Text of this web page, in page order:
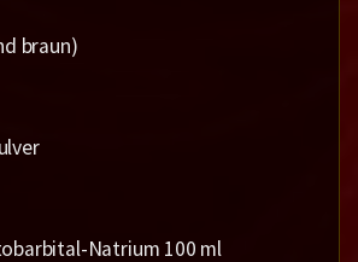
braun)
Natrium 100 ml